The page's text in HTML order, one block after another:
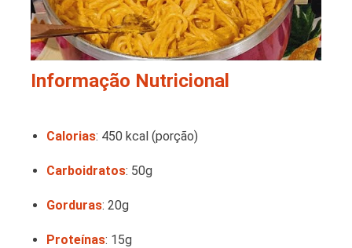
Informação Nutricional
Calorias: 450 kcal (porção)
Carboidratos: 50g
Gorduras: 20g
Proteínas: 15g